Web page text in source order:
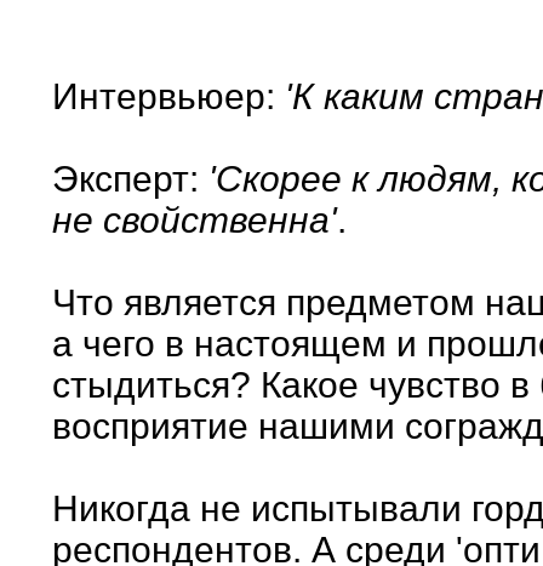
Интервьюер: 'К каким
Эксперт: 'Скорее к людям,
не свойственна'.
Что является предметом
а чего в настоящем и
стыдиться? Какое чувство
восприятие нашими
Никогда не испытывали
респондентов. А среди